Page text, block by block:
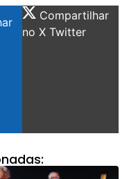
Compartilhar
no X Twitter